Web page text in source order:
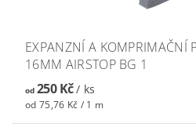
EXPANZNÍ A KOMPRIMAČNÍ
16MM AIRSTOP BG 1
od250 Kč/ ks
od 75,76 Kč / 1 m